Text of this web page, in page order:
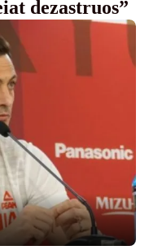
dezastruos”